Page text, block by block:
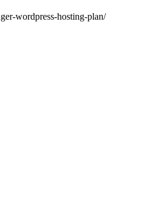
wordpress-hosting-plan/